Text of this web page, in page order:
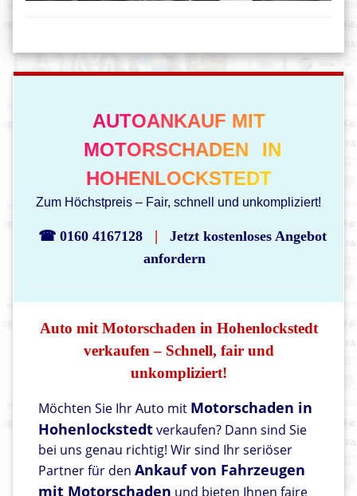
AUTOANKAUF MIT
MOTORSCHADEN
IN
HOHENLOCKSTEDT
Zum Höchstpreis – Fair, schnell und unkompliziert!
☎ 0160 4167128 |
Jetzt kostenloses Angebot
anfordern
Auto mit Motorschaden in Hohenlockstedt
verkaufen – Schnell, fair und
unkompliziert!
Möchten Sie Ihr Auto mit Motorschaden in
Hohenlockstedtverkaufen? Dann sind Sie
bei uns genau richtig! Wir sind Ihr seriöser
Partner für den Ankauf von Fahrzeugen
mit Motorschaden und bieten Ihnen faire